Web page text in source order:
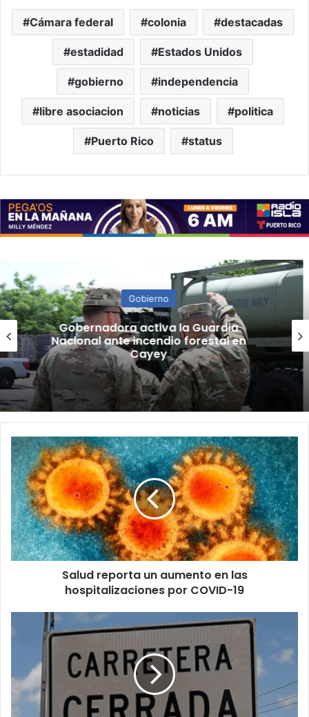
Cámara federal colonia destacadas
estadidad Estados Unidos
gobierno independencia
libre asociacion noticias politica
Puerto Rico status
Gobierno
“Camisa hecha a la medida”:
Planificador cuestiona aprobación
de consulta de ubicación de Esencia
Salud
reporta
un
aumento
en
las
hospitalizaciones
por
COVID-
Salud reporta un aumento en las
hospitalizaciones por COVID-19
carretera
PR-
569